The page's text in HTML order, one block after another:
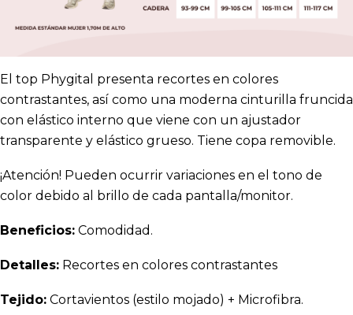
El top Phygital presenta recortes en colores
contrastantes, así como una moderna cinturilla fruncida
con elástico interno que viene con un ajustador
transparente y elástico grueso. Tiene copa removible.
¡Atención! Pueden ocurrir variaciones en el tono de
color debido al brillo de cada pantalla/monitor.
Beneficios: Comodidad.
Detalles: Recortes en colores contrastantes
Tejido: Cortavientos (estilo mojado) + Microfibra.